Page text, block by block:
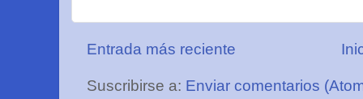
Entrada más reciente
Suscribirse a: Enviar comentarios